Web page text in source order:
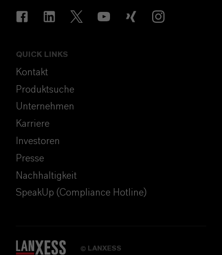
QUICK LINKS
Kontakt
Produktsuche
Unternehmen
Karriere
Investoren
Presse
Nachhaltigkeit
SpeakUp (Compliance Hotline)
LANXESS